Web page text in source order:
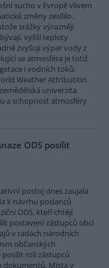
sucho v Evropě vlivem
změny zesílilo.
srážky výrazněji
vyšší teploty
zvyšují výpar vody z
se atmosféra je totiž
i vodních toků.
Weather Attribution
univerzita
a schopnost atmosféry
ODS posílit
postoj dnes zaujala
k návrhu poslanců
ODS, kteří chtějí
postavení zástupců obcí
v radách národních
občanských
posílit roli zástupců
dokumentů. Místa v